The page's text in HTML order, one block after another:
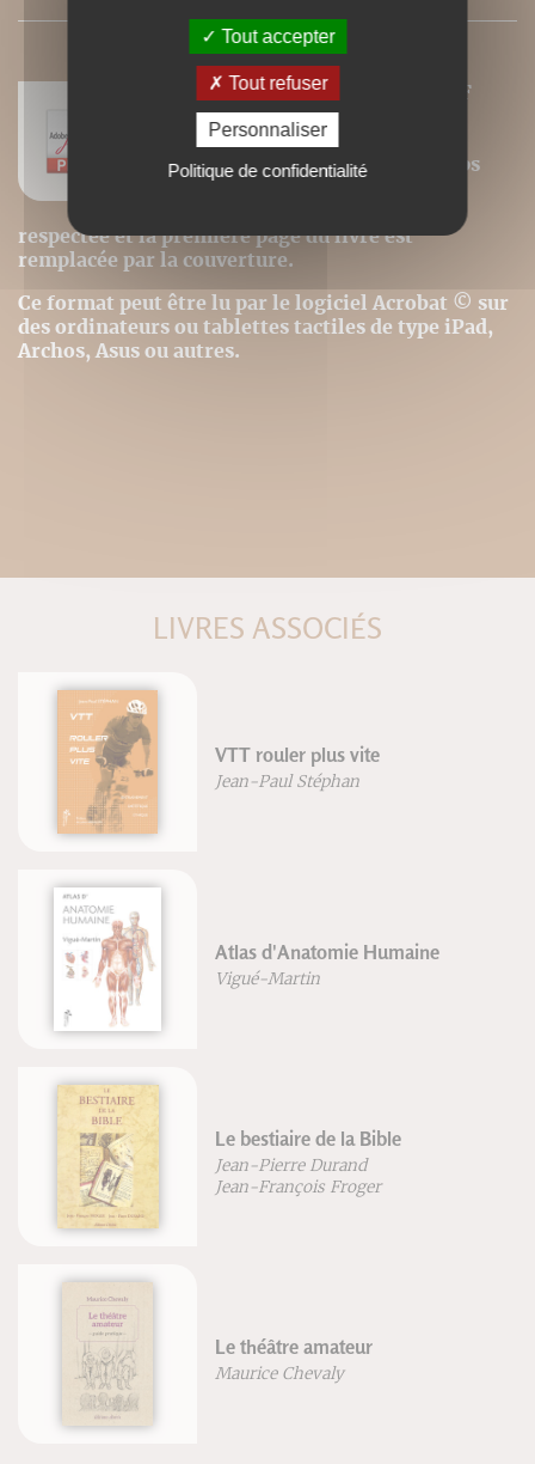
Nos ebooks sont des versions PDF
homothétiques des livres de nos
catalogues. Ils ne sont donc pas
modifiables (changement de corps
pour la police, modification des
respectée et la première page du livre est
remplacée par la couverture.
Ce format peut être lu par le logiciel Acrobat © sur
des ordinateurs ou tablettes tactiles de type iPad,
Archos, Asus ou autres.
LIVRES ASSOCIÉS
VTT rouler plus vite
Jean-Paul Stéphan
Atlas d'Anatomie Humaine
Vigué-Martin
Le bestiaire de la Bible
Jean-Pierre Durand
Jean-François Froger
Le théâtre amateur
Maurice Chevaly
Tout accepter
Tout refuser
Personnaliser
Politique de confidentialité